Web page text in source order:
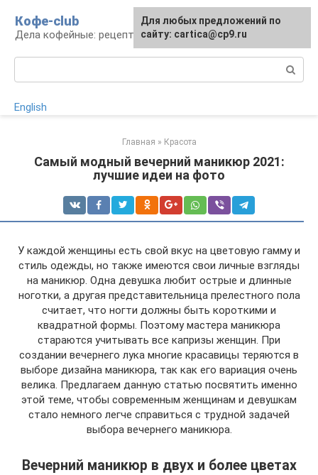
контенту
Кофе-club
Дела кофейные: рецепты и приготовление
English
Главная » Красота
Самый модный вечерний маникюр 2021:
лучшие идеи на фото
У каждой женщины есть свой вкус на цветовую гамму и
стиль одежды, но также имеются свои личные взгляды
на маникюр. Одна девушка любит острые и длинные
ноготки, а другая представительница прелестного пола
считает, что ногти должны быть короткими и
квадратной формы. Поэтому мастера маникюра
стараются учитывать все капризы женщин. При
создании вечернего лука многие красавицы теряются в
выборе дизайна маникюра, так как его вариация очень
велика. Предлагаем данную статью посвятить именно
этой теме, чтобы современным женщинам и девушкам
стало немного легче справиться с трудной задачей
выбора вечернего маникюра.
Вечерний маникюр в двух и более цветах
Для любых предложений по
сайту: cartica@cp9.ru